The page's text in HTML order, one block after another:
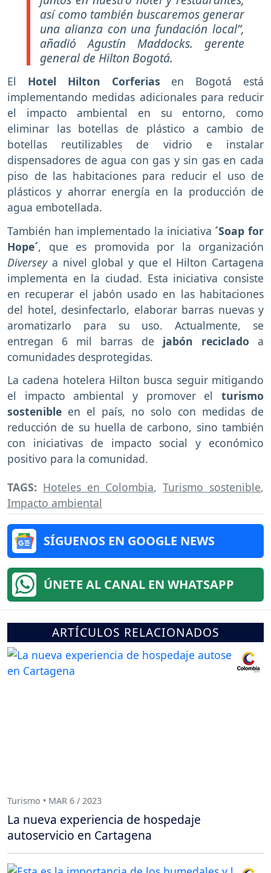
así como también buscaremos generar
una alianza con una fundación local”,
añadió Agustín Maddocks. gerente
general de Hilton Bogotá.
El Hotel Hilton Corferias en Bogotá está
implementando medidas adicionales para reducir
el impacto ambiental en su entorno, como
eliminar las botellas de plástico a cambio de
botellas reutilizables de vidrio e instalar
dispensadores de agua con gas y sin gas en cada
piso de las habitaciones para reducir el uso de
plásticos y ahorrar energía en la producción de
agua embotellada.
También han implementado la iniciativa´Soap for
Hope´, que es promovida por la organización
Diverseya nivel global y que el Hilton Cartagena
implementa en la ciudad. Esta iniciativa consiste
en recuperar el jabón usado en las habitaciones
del hotel, desinfectarlo, elaborar barras nuevas y
aromatizarlo para su uso. Actualmente, se
entregan 6 mil barras de jabón reciclado a
comunidades desprotegidas.
La cadena hotelera Hilton busca seguir mitigando
el impacto ambiental y promover el turismo
sostenible en el país, no solo con medidas de
reducción de su huella de carbono, sino también
con iniciativas de impacto social y económico
positivo para la comunidad.
TAGS: Hoteles en Colombia,Turismo sostenible,
Impacto ambiental
SÍGUENOS EN GOOGLE NEWS
ÚNETE AL CANAL EN WHATSAPP
ARTÍCULOS RELACIONADOS
Turismo • MAR 6 / 2023
La nueva experiencia de hospedaje
autoservicio en Cartagena